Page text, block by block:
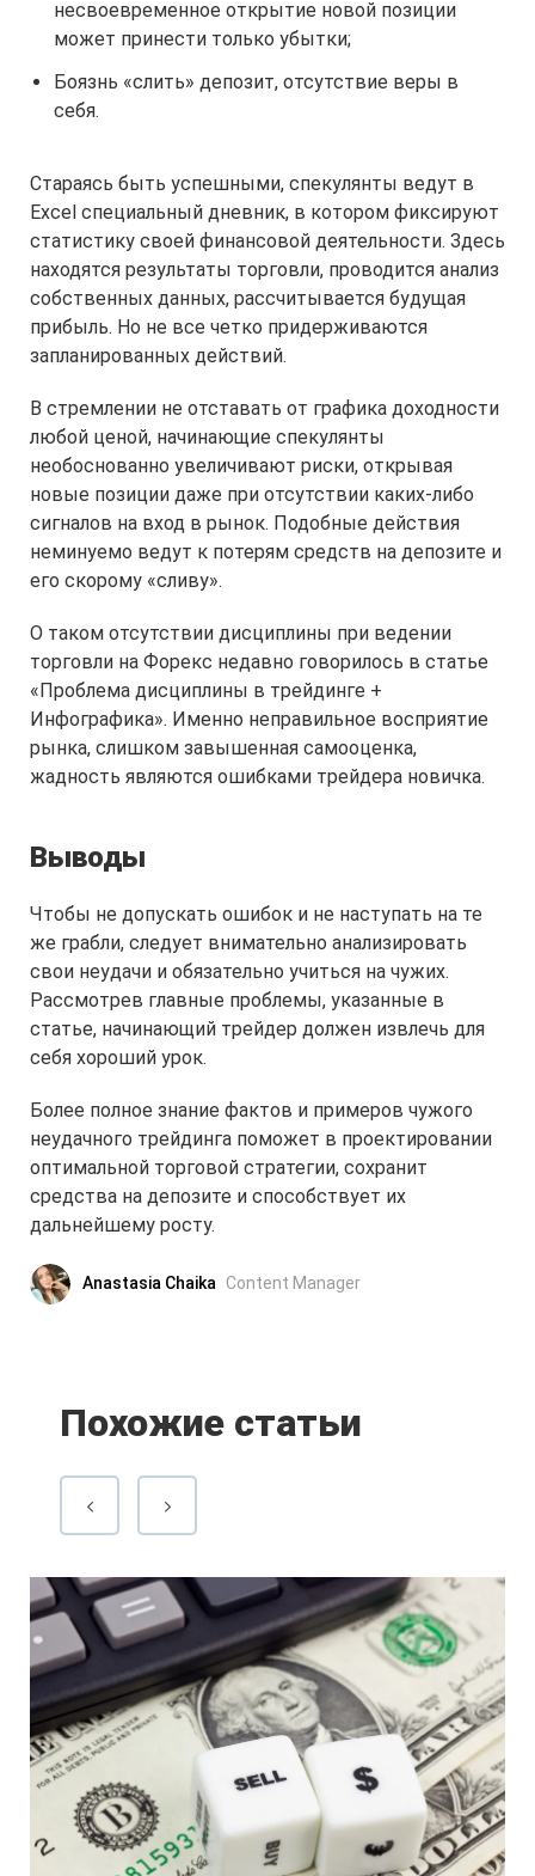
несвоевременное открытие новой позиции
может принести только убытки;
Боязнь «слить» депозит, отсутствие веры в
себя.
Стараясь быть успешными, спекулянты ведут в
Excel специальный дневник, в котором фиксируют
статистику своей финансовой деятельности. Здесь
находятся результаты торговли, проводится анализ
собственных данных, рассчитывается будущая
прибыль. Но не все четко придерживаются
запланированных действий.
В стремлении не отставать от графика доходности
любой ценой, начинающие спекулянты
необоснованно увеличивают риски, открывая
новые позиции даже при отсутствии каких-либо
сигналов на вход в рынок. Подобные действия
неминуемо ведут к потерям средств на депозите и
его скорому «сливу».
О таком отсутствии дисциплины при ведении
торговли на Форекс недавно говорилось в статье
«Проблема дисциплины в трейдинге +
Инфографика». Именно неправильное восприятие
рынка, слишком завышенная самооценка,
жадность являются ошибками трейдера новичка.
Выводы
Чтобы не допускать ошибок и не наступать на те
же грабли, следует внимательно анализировать
свои неудачи и обязательно учиться на чужих.
Рассмотрев главные проблемы, указанные в
статье, начинающий трейдер должен извлечь для
себя хороший урок.
Более полное знание фактов и примеров чужого
неудачного трейдинга поможет в проектировании
оптимальной торговой стратегии, сохранит
средства на депозите и способствует их
дальнейшему росту.
Anastasia Chaika Content Manager
Похожие статьи